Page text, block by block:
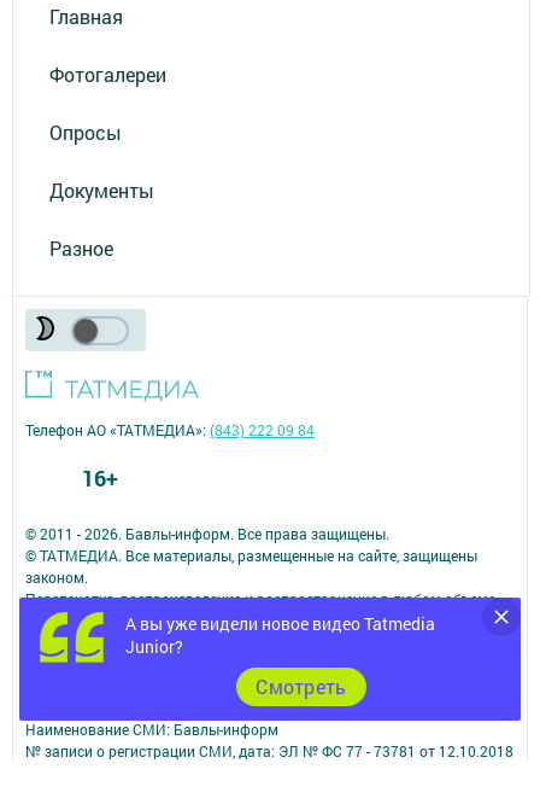
Главная
Фотогалереи
Опросы
Документы
Разное
А вы уже видели новое видео Tatmedia
Junior?
Cмотреть
© 2011 - 2026. Бавлы-информ. Все права защищены.
© ТАТМЕДИА. Все материалы, размещенные на сайте, защищены
законом.
Перепечатка, воспроизведение и распространение в любом объеме
информации,
размещенной на сайте, возможна только с письменного согласия
редакций СМИ.
При поддержке Республиканского агентства по печати и массовым
Наименование СМИ: Бавлы-информ
№ записи о регистрации СМИ, дата: ЭЛ № ФС 77 - 73781 от 12.10.2018
Телефон АО «ТАТМЕДИА»:(843) 222 09 84
16+